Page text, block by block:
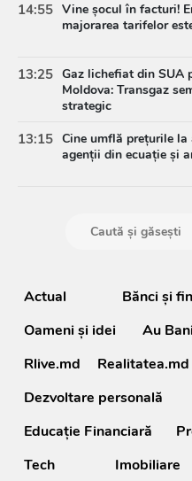
14:55 Vine șocul în facturi!
majorarea tarifelor
13:25 Gaz lichefiat din SUA
Moldova: Transgaz
strategic
13:15 Cine umflă prețurile la
agenții din ecuație și
Actual Bănci şi
Oameni şi idei
Au
Rlive.md
Realitatea.md
Dezvoltare personală
Educație Financiară
Tech
Imobiliare